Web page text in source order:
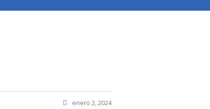
enero 2, 2024